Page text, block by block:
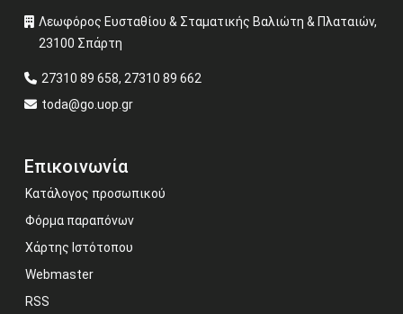
Λεωφόρος Ευσταθίου & Σταματικής Βαλιώτη & Πλαταιών,
23100 Σπάρτη
27310 89 658, 27310 89 662
toda@go.uop.gr
Επικοινωνία
Κατάλογος προσωπικού
Φόρμα παραπόνων
Χάρτης Ιστότοπου
Webmaster
RSS